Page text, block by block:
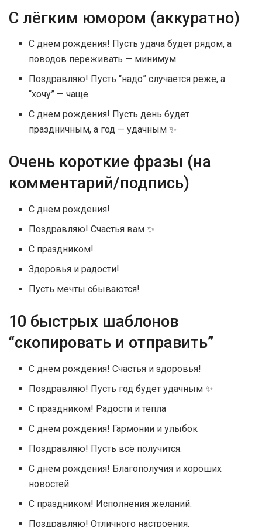
С лёгким юмором (аккуратно)
С днем рождения! Пусть удача будет рядом, а
поводов переживать — минимум
Поздравляю! Пусть “надо” случается реже, а
“хочу” — чаще
С днем рождения! Пусть день будет
праздничным, а год — удачным ✨
Очень короткие фразы (на
комментарий/подпись)
С днем рождения!
Поздравляю! Счастья вам ✨
С праздником!
Здоровья и радости!
Пусть мечты сбываются!
10 быстрых шаблонов
“скопировать и отправить”
С днем рождения! Счастья и здоровья!
Поздравляю! Пусть год будет удачным ✨
С праздником! Радости и тепла
С днем рождения! Гармонии и улыбок
Поздравляю! Пусть всё получится.
С днем рождения! Благополучия и хороших
новостей.
С праздником! Исполнения желаний.
Поздравляю! Отличного настроения.